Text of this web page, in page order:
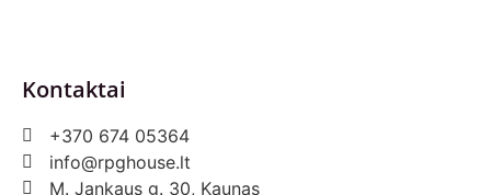
Kontaktai
+370 674 05364
info@rpghouse.lt
M. Jankaus g. 30, Kaunas